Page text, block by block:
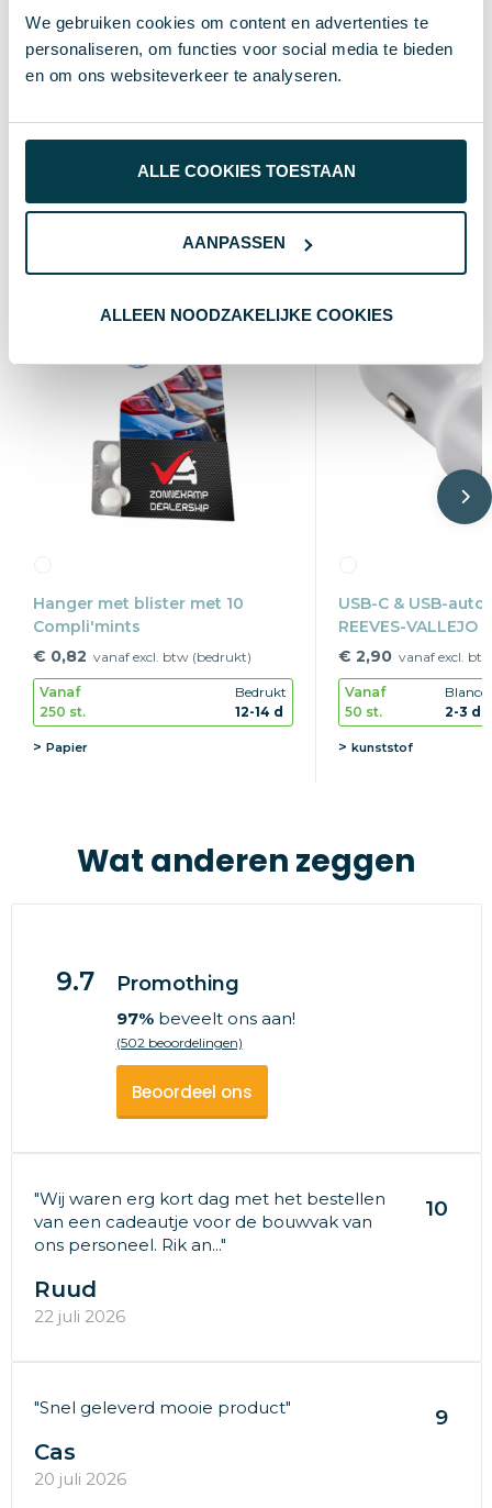
We gebruiken cookies om content en advertenties te
personaliseren, om functies voor social media te bieden
en om ons websiteverkeer te analyseren.
ALLE COOKIES TOESTAAN
AANPASSEN
ALLEEN NOODZAKELIJKE COOKIES
Hoogte 2.4 cm
Breedte 7.5 cm
Wat anderen bekijken
Hanger met blister met 10
Compli'mints
€ 0,82 vanaf excl. btw (bedrukt)
Vanaf
250 st.
Bedrukt
12-14 d
Papier
USB-C & USB-
REEVES-VALLEJO
€ 2,90 vanaf excl.
Vanaf
50 st.
Blanco
2-3 d
kunststof
Wat anderen zeggen
9.7 Promothing
97%beveelt ons aan!
(502 beoordelingen)
Beoordeel ons
"Wij waren erg kort dag met het bestellen
van een cadeautje voor de bouwvak van
ons personeel. Rik an..."
10
Ruud
22 juli 2026
"Snel geleverd mooie product" 9
Cas
20 juli 2026